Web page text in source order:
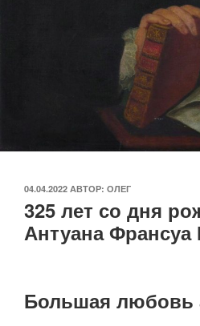
ОПУБЛИКОВАНО
04.04.2022 АВТОР: ОЛЕГ
325 лет со дня
Антуана Франсуа
Большая любовь